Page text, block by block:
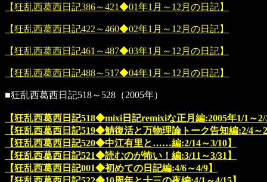
【狂乱西葛西日記386～421◆01年1月～12月の日記】
【狂乱西葛西日記422～460◆02年1月～12月の日記】
【狂乱西葛西日記461～487◆03年1月～12月の日記】
【狂乱西葛西日記488～517◆04年1月～12月の日記】
■狂乱西葛西日記518～528（2005年）
【狂乱西葛西日記518◆mixi日記remixiな正月編:2005年1/1～2/3
【狂乱西葛西日記519◆鯖復活と万物理論トーク告知編:2/4～2/
【狂乱西葛西日記520◆中江有里と……編:2/14～3/10】
【狂乱西葛西日記521◆読むのが怖い！編:3/11～3/31】
【狂乱西葛西日記001◆初めての日記編:4/6～4/9】